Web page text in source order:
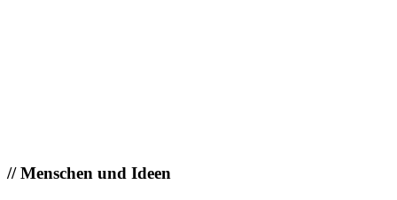
//Menschen und Ideen